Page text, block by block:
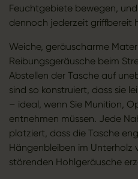
Feuchtgebiete bewegen,
dennoch jederzeit griffbereit
Weiche, geräuscharme
Reibungsgeräusche beim
Abstellen der Tasche auf
sind so konstruiert, dass sie
– ideal, wenn Sie Munition,
entnehmen müssen. Jede
platziert, dass die Tasche
Hängenbleiben im Unterholz
störenden Hohlgeräusche